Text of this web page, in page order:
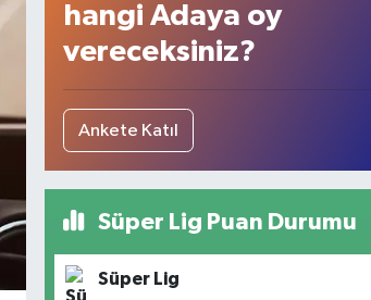
hangi Adaya oy
vereceksiniz?
Ankete Katıl
Süper Lig Puan Durumu
Süper Lig